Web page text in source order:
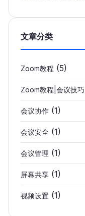
文章分类
Zoom教程 (5)
Zoom教程|会议技巧
会议协作 (1)
会议安全 (1)
会议管理 (1)
屏幕共享 (1)
视频设置 (1)